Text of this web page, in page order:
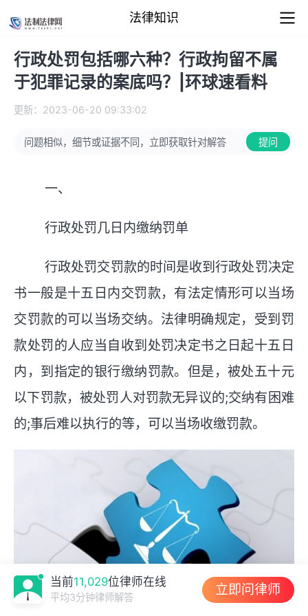
法律知识
行政处罚包括哪六种？行政拘留不属
于犯罪记录的案底吗？|环球速看料
更新：2023-06-20 09:33:02
问题相似，细节或证据不同，立即获取针对解答 提问
一、
行政处罚几日内缴纳罚单
行政处罚交罚款的时间是收到行政处罚决定
书一般是十五日内交罚款，有法定情形可以当场
交罚款的可以当场交纳。法律明确规定，受到罚
款处罚的人应当自收到处罚决定书之日起十五日
内，到指定的银行缴纳罚款。但是，被处五十元
以下罚款，被处罚人对罚款无异议的;交纳有困难
的;事后难以执行的等，可以当场收缴罚款。
当前11,029位律师在线
平均3分钟律师解答 立即问律师